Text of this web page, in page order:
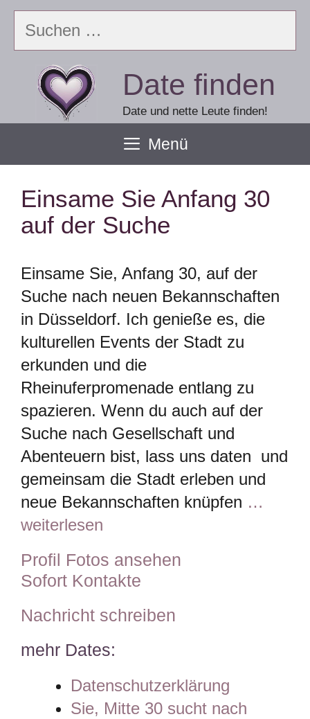
Zum
Inhalt
springen
Suchen
Date finden
Date und nette Leute finden!
Menü
Einsame Sie Anfang 30
auf der Suche
Einsame Sie, Anfang 30, auf der
Suche nach neuen Bekannschaften
in Düsseldorf. Ich genieße es, die
kulturellen Events der Stadt zu
erkunden und die
Rheinuferpromenade entlang zu
spazieren. Wenn du auch auf der
Suche nach Gesellschaft und
Abenteuern bist, lass uns daten und
gemeinsam die Stadt erleben und
neue Bekannschaften knüpfen …
weiterlesen
Profil Fotos ansehen
Sofort Kontakte
Nachricht schreiben
mehr Dates:
Datenschutzerklärung
Sie, Mitte 30 sucht nach